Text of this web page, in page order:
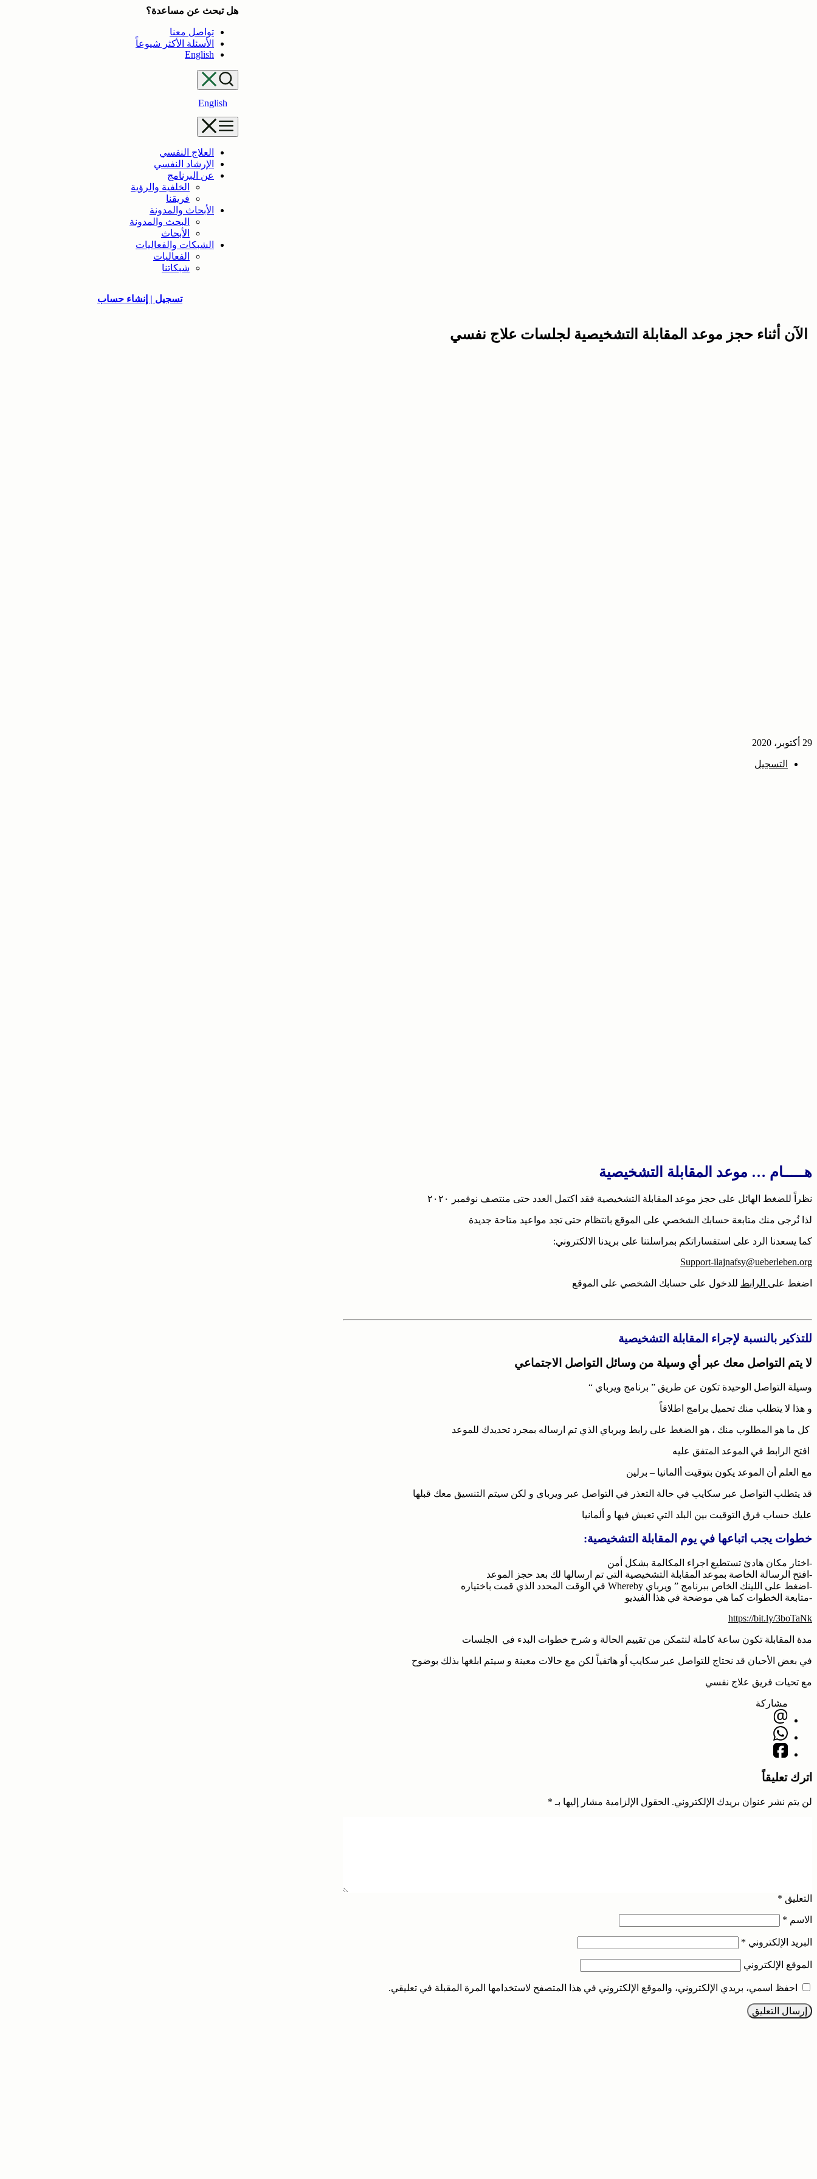
هل تبحث عن مساعدة؟
تواصل معنا
الأسئلة الأكثر شيوعاً
English
English
العلاج النفسي
الإرشاد النفسي
عن البرنامج
الخلفية والرؤية
فريقنا
الأبحاث والمدونة
البحث والمدونة
الأبحاث
الشبكات والفعاليات
الفعاليات
شبكاتنا
تسجيل | إنشاء حساب
أثناء حجز موعد المقابلة التشخيصية لجلسات علاج نفسي
29 أكتوبر، 2020
التسجيل
هـــــام … موعد المقابلة التشخيصية
نظراً للضغط الهائل على حجز موعد المقابلة التشخيصية فقد اكتمل العدد حتى منتصف نوفمبر ٢٠٢٠
لذا نُرجى منك متابعة حسابك الشخصي على الموقع بانتظام حتى تجد مواعيد متاحة جديدة
كما يسعدنا الرد على استفساراتكم بمراسلتنا على بريدنا الالكتروني:
Support-ilajnafsy@ueberleben.org
اضغط على الرابط للدخول على حسابك الشخصي على الموقع
للتذكير بالنسبة لإجراء المقابلة التشخيصية
لا يتم التواصل معك عبر أي وسيلة من وسائل التواصل الاجتماعي
وسيلة التواصل الوحيدة تكون عن طريق ” برنامج ويرباي “
و هذا لا يتطلب منك تحميل برامج اطلاقاً
كل ما هو المطلوب منك ، هو الضغط على رابط ويرباي الذي تم ارساله بمجرد تحديدك للموعد
افتح الرابط في الموعد المتفق عليه
مع العلم أن الموعد يكون بتوقيت أالمانيا – برلين
قد يتطلب التواصل عبر سكايب في حالة التعذر في التواصل عبر ويرباي و لكن سيتم التنسيق معك قبلها
عليك حساب فرق التوقيت بين البلد التي تعيش فيها و ألمانيا
خطوات يجب اتباعها في يوم المقابلة التشخيصية:
-اختار مكان هادئ تستطيع اجراء المكالمة بشكل أمن
-افتح الرسالة الخاصة بموعد المقابلة التشخيصية التي تم ارسالها لك بعد حجز الموعد
-اضغط على اللينك الخاص ببرنامج ” ويرباي Whereby في الوقت المحدد الذي قمت باختياره
-متابعة الخطوات كما هي موضحة في هذا الفيديو
https://bit.ly/3boTaNk
مدة المقابلة تكون ساعة كاملة لنتمكن من تقييم الحالة و شرح خطوات البدء في الجلسات
في بعض الأحيان قد نحتاج للتواصل عبر سكايب أو هاتفياً لكن مع حالات معينة و سيتم ابلغها بذلك بوضوح
مع تحيات فريق علاج نفسي
مشاركة
اترك تعليقاً
لن يتم نشر عنوان بريدك الإلكتروني. الحقول الإلزامية مشار إليها بـ *
التعليق *
الاسم *
البريد الإلكتروني *
الموقع الإلكتروني
احفظ اسمي، بريدي الإلكتروني، والموقع الإلكتروني في هذا المتصفح لاستخدامها المرة المقبلة في تعليقي.